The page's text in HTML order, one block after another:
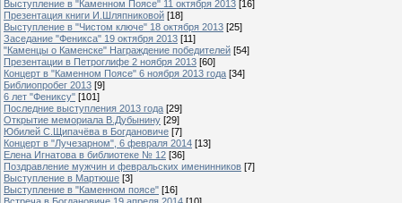
Выступление в "Каменном Поясе" 11 октября 2013 [16]
Презентация книги И.Шляпниковой [18]
Выступление в "Чистом ключе" 18 октября 2013 [25]
Заседание "Феникса" 19 октября 2013 [11]
"Каменцы о Каменске" Награждение победителей [54]
Презентации в Петроглифе 2 ноября 2013 [60]
Концерт в "Каменном Поясе" 6 ноября 2013 года [34]
Библиопробег 2013 [9]
6 лет "Фениксу" [101]
Последние выступления 2013 года [29]
Открытие мемориала В.Дубынину [29]
Юбилей С.Щипачёва в Богдановиче [7]
Концерт в "Лучезарном", 6 февраля 2014 [13]
Елена Игнатова в библиотеке № 12 [36]
Поздравление мужчин и февральских именинников [7]
Выступление в Мартюше [3]
Выступление в "Каменном поясе" [16]